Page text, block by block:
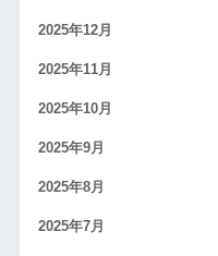
2025年12月
2025年11月
2025年10月
2025年9月
2025年8月
2025年7月